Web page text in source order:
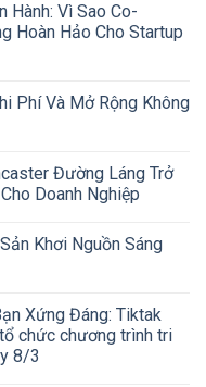
Hành: Vì Sao Co-
Hoàn Hảo Cho Startup
Phí Và Mở Rộng Không
Đường Láng Trở
Doanh Nghiệp
Khơi Nguồn Sáng
Xứng Đáng: Tiktak
chức chương trình tri
8/3